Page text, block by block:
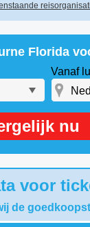
Florida
Vanaf
nu
voor
de